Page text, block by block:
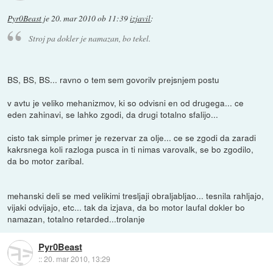
Pyr0Beast je20. mar 2010 ob 11:39izjavil:
Stroj pa dokler je namazan, bo tekel.
BS, BS, BS... ravno o tem sem govorilv prejsnjem postu
v avtu je veliko mehanizmov, ki so odvisni en od drugega... ce
eden zahinavi, se lahko zgodi, da drugi totalno sfalijo...
cisto tak simple primer je rezervar za olje... ce se zgodi da zaradi
kakrsnega koli razloga pusca in ti nimas varovalk, se bo zgodilo,
da bo motor zaribal.
mehanski deli se med velikimi tresljaji obraljabljao... tesnila rahljajo,
vijaki odvijajo, etc... tak da izjava, da bo motor laufal dokler bo
namazan, totalno retarded...trolanje
Pyr0Beast
::20. mar 2010, 13:29